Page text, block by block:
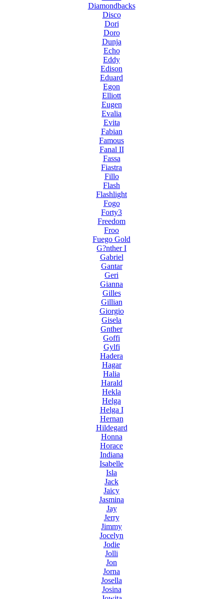
Diamondbacks
Disco
Dori
Doro
Dunja
Echo
Eddy
Edison
Eduard
Egon
Elliott
Eugen
Evalia
Evita
Fabian
Famous
Fanal II
Fassa
Fiastra
Fillo
Flash
Flashlight
Fogo
Forty3
Freedom
Froo
Fuego Gold
G?nther I
Gabriel
Gantar
Geri
Gianna
Gilles
Gillian
Giorgio
Gisela
Gnther
Goffi
Gylfi
Hadera
Hagar
Halia
Harald
Hekla
Helga
Helga I
Hernan
Hildegard
Honna
Horace
Indiana
Isabelle
Isla
Jack
Jaicy
Jasmina
Jay
Jerry
Jimmy
Jocelyn
Jodie
Jolli
Jon
Jorna
Josella
Josina